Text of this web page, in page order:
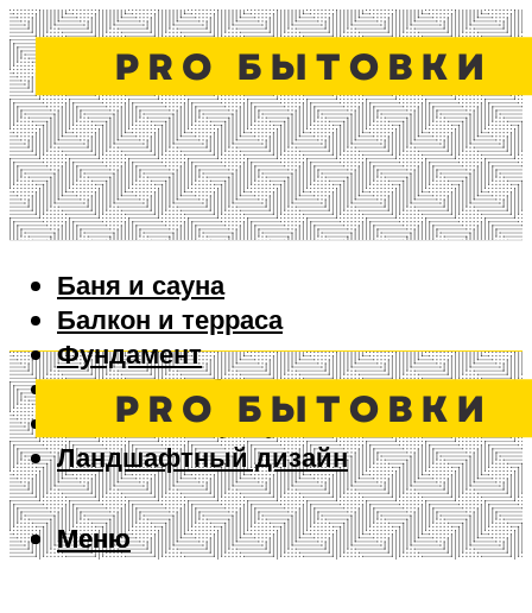
Баня и сауна
Балкон и терраса
Фундамент
Ворота и забор
Дизайн интерьера
Ландшафтный дизайн
Меню
Меню